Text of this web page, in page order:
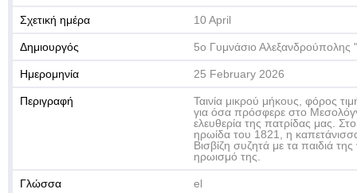
Σχετική ημέρα 10 April
Δημιουργός 5ο Γυμνάσιο Αλεξανδρούπολης
Ημερομηνία 25 February 2026
Περιγραφή
Ταινία μικρού μήκους, φόρος
για όσα πρόσφερε στο
ελευθερία της πατρίδας μας.
ηρωίδα του 1821, η
Βισβίζη συζητά με τα παιδιά
ηρωισμό της.
Γλώσσα el